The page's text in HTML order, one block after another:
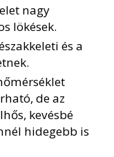
nagy
lökések.
és a
de az
kevésbé
hidegebb is